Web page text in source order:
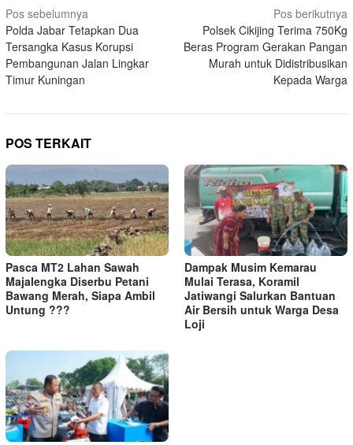
Navigasi
pos
Pos sebelumnya
Polda Jabar Tetapkan Dua
Tersangka Kasus Korupsi
Pembangunan Jalan Lingkar
Timur Kuningan
Pos berikutnya
Polsek Cikijing Terima 750Kg
Beras Program Gerakan Pangan
Murah untuk Didistribusikan
Kepada Warga
POS TERKAIT
Pasca MT2 Lahan Sawah
Majalengka Diserbu Petani
Bawang Merah, Siapa Ambil
Untung ???
Dampak Musim Kemarau
Mulai Terasa, Koramil
Jatiwangi Salurkan Bantuan
Air Bersih untuk Warga Desa
Loji